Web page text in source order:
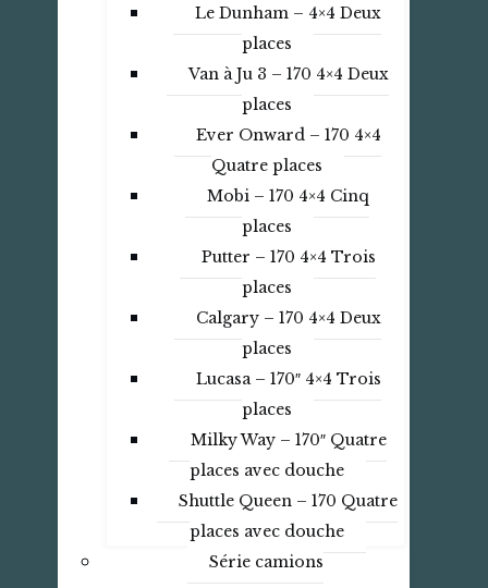
Le Dunham – 4×4 Deux
places
Van à Ju 3 – 170 4×4 Deux
places
Ever Onward – 170 4×4
Quatre places
Mobi – 170 4×4 Cinq
places
Putter – 170 4×4 Trois
places
Calgary – 170 4×4 Deux
places
Lucasa – 170″ 4×4 Trois
places
Milky Way – 170″ Quatre
places avec douche
Shuttle Queen – 170 Quatre
places avec douche
Série camions